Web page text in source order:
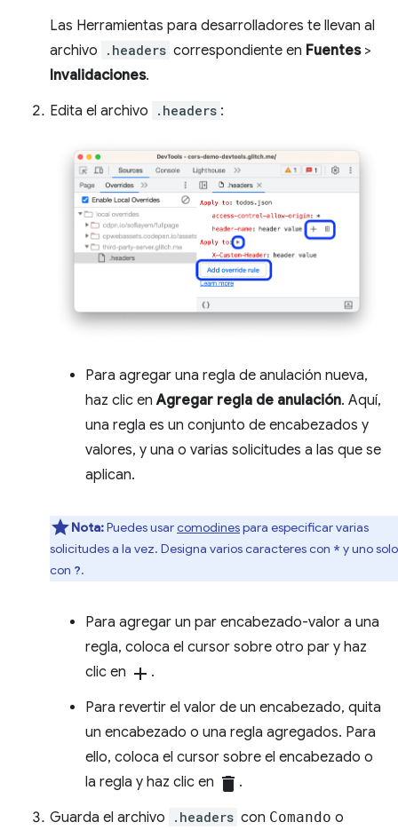
Las Herramientas para desarrolladores te llevan al
archivo
.headers correspondiente en Fuentes>
Invalidaciones.
Edita el archivo
.headers :
Para agregar una regla de anulación nueva,
haz clic enAgregar regla de anulación. Aquí,
una regla es un conjunto de encabezados y
valores, y una o varias solicitudes a las que se
aplican.
Nota:Puedes usarcomodinespara especificar varias
solicitudes a la vez. Designa varios caracteres con * y uno solo
con ?.
Para agregar un par encabezado-valor a una
regla, coloca el cursor sobre otro par y haz
clic en add .
Para revertir el valor de un encabezado, quita
un encabezado o una regla agregados. Para
ello, coloca el cursor sobre el encabezado o
la regla y haz clic en delete .
Guarda el archivo
.headers con Comando o